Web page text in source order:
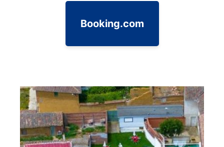
Booking.com